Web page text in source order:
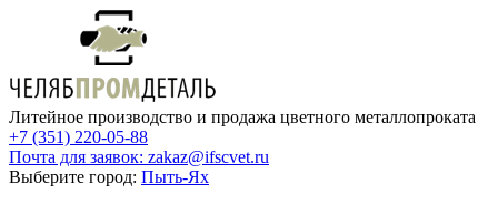
Литейное производство и продажа цветного металлопроката
+7 (351) 220-05-88
Почта для заявок: zakaz@ifscvet.ru
Выберите город: Пыть-Ях